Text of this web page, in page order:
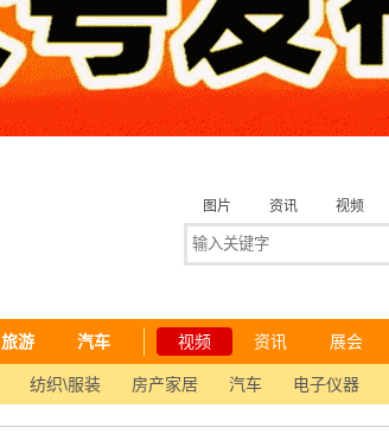
图片 资讯 视频
旅游 汽车 视频 资讯 展会
纺织\服装 房产家居 汽车 电子仪器